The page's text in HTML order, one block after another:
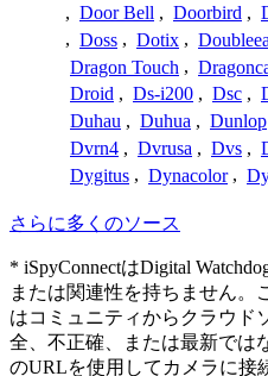
, Door Bell , Doorbird ,
, Doss , Dotix ,
Dragon Touch ,
Droid , Ds-i200 , Dsc ,
Duhau , Duhua , Dunlop
Dvrn4 , Dvrusa , Dvs ,
Dygitus , Dynacolor ,
さらに多くのソース
* iSpyConnectはDigital
または関連性を持ちません。
はコミュニティからクラウド
全、不正確、または最新では
のURLを使用してカメラに接